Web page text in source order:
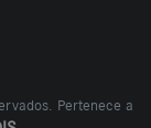
Pertenece a